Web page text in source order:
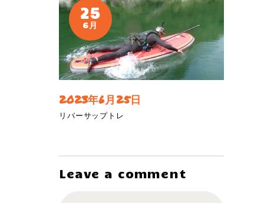
25
6月
2023年6月25日
リバーサップトレ
Leave a comment